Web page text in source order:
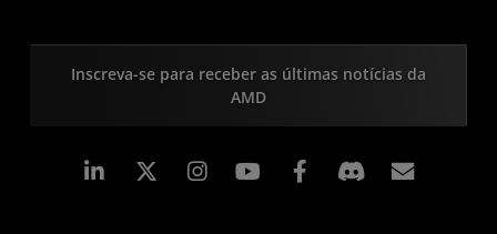
Inscreva-se para receber as últimas notícias da
AMD
Linkedin Instagram Facebook